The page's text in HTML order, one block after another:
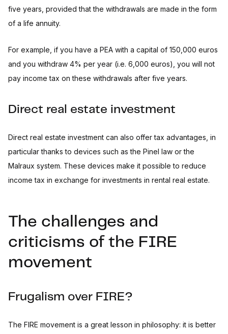
five years, provided that the withdrawals are made in the form
of a life annuity.
For example, if you have a PEA with a capital of 150,000 euros
and you withdraw 4% per year (i.e. 6,000 euros), you will not
pay income tax on these withdrawals after five years.
Direct real estate investment
Direct real estate investment can also offer tax advantages, in
particular thanks to devices such as the Pinel law or the
Malraux system. These devices make it possible to reduce
income tax in exchange for investments in rental real estate.
The challenges and
criticisms of the FIRE
movement
Frugalism over FIRE?
The FIRE movement is a great lesson in philosophy: it is better